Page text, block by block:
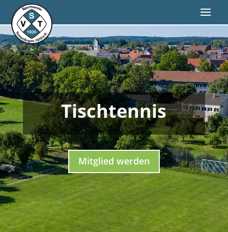
Tischtennis
Mitglied werden